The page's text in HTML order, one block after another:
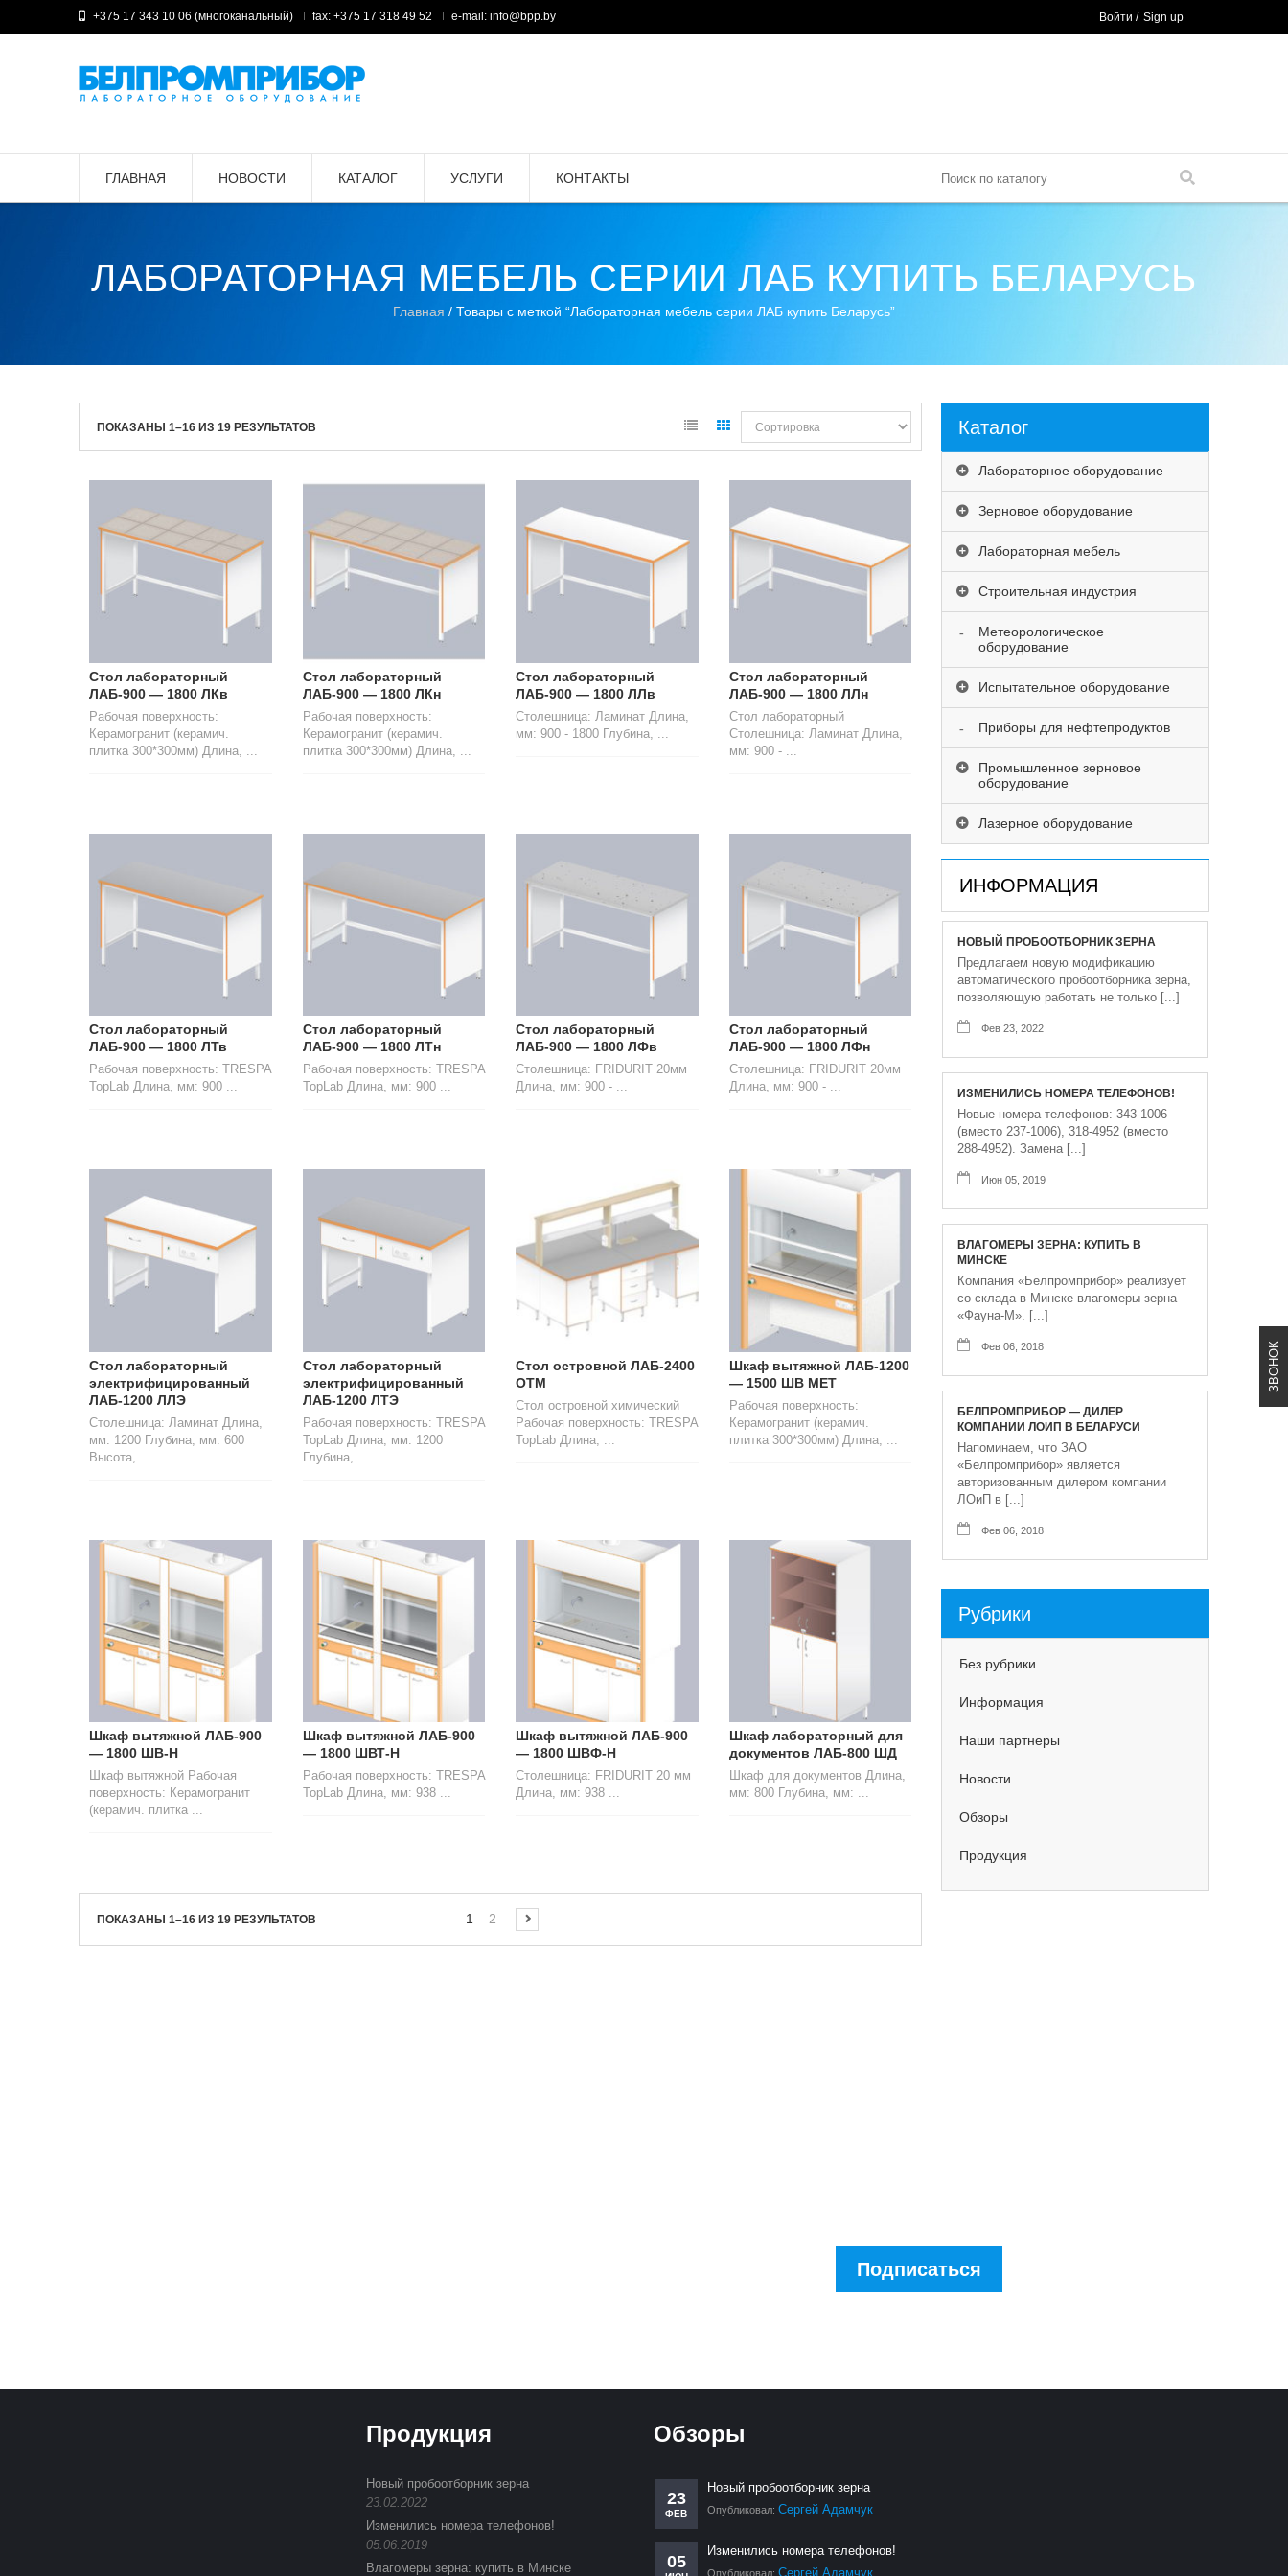
+375 17 343 10 06 (многоканальный) fax: +375 17 318 49 52 e-mail: info@bpp.by Войти / Sign up
ГЛАВНАЯ НОВОСТИ КАТАЛОГ УСЛУГИ КОНТАКТЫ
ЛАБОРАТОРНАЯ МЕБЕЛЬ СЕРИИ ЛАБ КУПИТЬ БЕЛАРУСЬ
Главная / Товары с меткой “Лабораторная мебель серии ЛАБ купить Беларусь”
ПОКАЗАНЫ 1–16 ИЗ 19 РЕЗУЛЬТАТОВ
Стол лабораторный
ЛАБ-900 — 1800 ЛКв
Рабочая поверхность:
Керамогранит (керамич.
плитка 300*300мм) Длина, ...
Стол лабораторный
ЛАБ-900 — 1800 ЛКн
Рабочая поверхность:
Керамогранит (керамич.
плитка 300*300мм) Длина, ...
Стол лабораторный
ЛАБ-900 — 1800 ЛЛв
Столешница: Ламинат Длина,
мм: 900 - 1800 Глубина, ...
Стол лабораторный
ЛАБ-900 — 1800 ЛЛн
Стол лабораторный
Столешница: Ламинат Длина,
мм: 900 - ...
Стол лабораторный
ЛАБ-900 — 1800 ЛТв
Рабочая поверхность: TRESPA
TopLab Длина, мм: 900 ...
Стол лабораторный
ЛАБ-900 — 1800 ЛТн
Рабочая поверхность: TRESPA
TopLab Длина, мм: 900 ...
Стол лабораторный
ЛАБ-900 — 1800 ЛФв
Столешница: FRIDURIT 20мм
Длина, мм: 900 - ...
Стол лабораторный
ЛАБ-900 — 1800 ЛФн
Столешница: FRIDURIT 20мм
Длина, мм: 900 - ...
Стол лабораторный
электрифицированный
ЛАБ-1200 ЛЛЭ
Столешница: Ламинат Длина,
мм: 1200 Глубина, мм: 600
Высота, ...
Стол лабораторный
электрифицированный
ЛАБ-1200 ЛТЭ
Рабочая поверхность: TRESPA
TopLab Длина, мм: 1200
Глубина, ...
Стол островной ЛАБ-2400
ОТМ
Стол островной химический
Рабочая поверхность: TRESPA
TopLab Длина, ...
Шкаф вытяжной ЛАБ-1200
— 1500 ШВ МЕТ
Рабочая поверхность:
Керамогранит (керамич.
плитка 300*300мм) Длина, ...
Шкаф вытяжной ЛАБ-900
— 1800 ШВ-Н
Шкаф вытяжной Рабочая
поверхность: Керамогранит
(керамич. плитка ...
Шкаф вытяжной ЛАБ-900
— 1800 ШВТ-Н
Рабочая поверхность: TRESPA
TopLab Длина, мм: 938 ...
Шкаф вытяжной ЛАБ-900
— 1800 ШВФ-Н
Столешница: FRIDURIT 20 мм
Длина, мм: 938 ...
Шкаф лабораторный для
документов ЛАБ-800 ШД
Шкаф для документов Длина,
мм: 800 Глубина, мм: ...
ПОКАЗАНЫ 1–16 ИЗ 19 РЕЗУЛЬТАТОВ 1 2
Каталог
Лабораторное оборудование
Зерновое оборудование
Лабораторная мебель
Строительная индустрия
Метеорологическое
оборудование
Испытательное оборудование
Приборы для нефтепродуктов
Промышленное зерновое
оборудование
Лазерное оборудование
ИНФОРМАЦИЯ
НОВЫЙ ПРОБООТБОРНИК ЗЕРНА
Предлагаем новую модификацию
автоматического пробоотборника зерна,
позволяющую работать не только [...]
Фев 23, 2022
ИЗМЕНИЛИСЬ НОМЕРА ТЕЛЕФОНОВ!
Новые номера телефонов: 343-1006
(вместо 237-1006), 318-4952 (вместо
288-4952). Замена [...]
Июн 05, 2019
ВЛАГОМЕРЫ ЗЕРНА: КУПИТЬ В
МИНСКЕ
Компания «Белпромприбор» реализует
со склада в Минске влагомеры зерна
«Фауна-М». [...]
Фев 06, 2018
БЕЛПРОМПРИБОР — ДИЛЕР
КОМПАНИИ ЛОИП В БЕЛАРУСИ
Напоминаем, что ЗАО
«Белпромприбор» является
авторизованным дилером компании
ЛОиП в [...]
Фев 06, 2018
Рубрики
Без рубрики
Информация
Наши партнеры
Новости
Обзоры
Продукция
Подписаться
Продукция
Новый пробоотборник зерна
23.02.2022
Изменились номера телефонов!
05.06.2019
Влагомеры зерна: купить в Минске
Обзоры
23
ФЕВ
Новый пробоотборник зерна
Опубликовал: Сергей Адамчук
05
Изменились номера телефонов!
Опубликовал: Сергей Адамчук
ЗВОНОК